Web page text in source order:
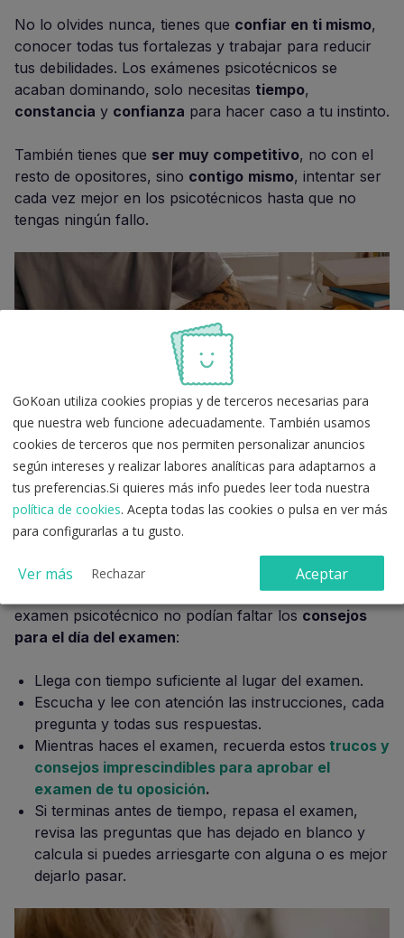
No lo olvides nunca, tienes que confiar en ti mismo,
conocer todas tus fortalezas y trabajar para reducir
tus debilidades. Los exámenes psicotécnicos se
acaban dominando, solo necesitas tiempo,
constancia y confianza para hacer caso a tu instinto.
También tienes que ser muy competitivo, no con el
resto de opositores, sino contigo mismo, intentar ser
cada vez mejor en los psicotécnicos hasta que no
tengas ningún fallo.
Concéntrate en tu examen psicotécnico
Por último, entre los consejos para aprobar tu
examen psicotécnico no podían faltar los consejos
para el día del examen:
Llega con tiempo suficiente al lugar del examen.
Escucha y lee con atención las instrucciones, cada
pregunta y todas sus respuestas.
Mientras haces el examen, recuerda estos trucos y
consejos imprescindibles para aprobar el
examen de tu oposición.
Si terminas antes de tiempo, repasa el examen,
revisa las preguntas que has dejado en blanco y
calcula si puedes arriesgarte con alguna o es mejor
dejarlo pasar.
GoKoan utiliza cookies propias y de terceros necesarias para
que nuestra web funcione adecuadamente. También usamos
cookies de terceros que nos permiten personalizar anuncios
según intereses y realizar labores analíticas para adaptarnos a
tus preferencias.Si quieres más info puedes leer toda nuestra
política de cookies. Acepta todas las cookies o pulsa en ver más
para configurarlas a tu gusto.
Ver más Rechazar Aceptar